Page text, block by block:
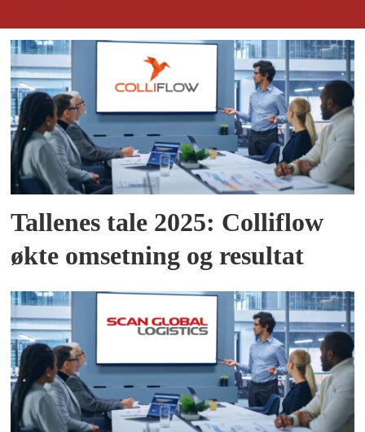
Tallenes tale 2025: Colliflow
økte omsetning og resultat